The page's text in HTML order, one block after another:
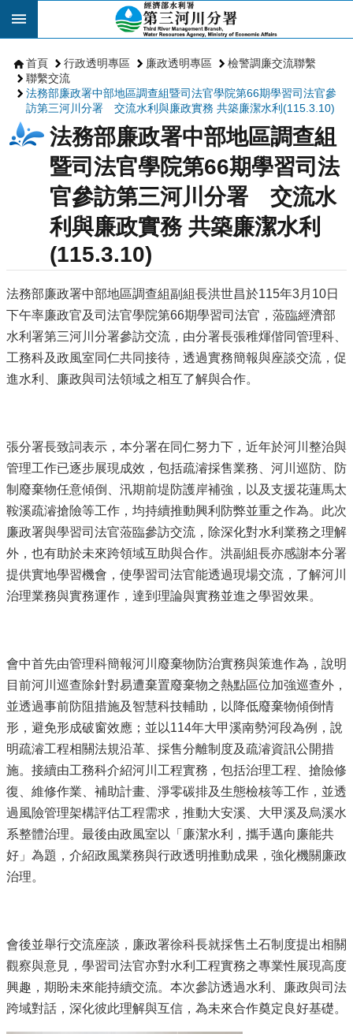
跳到主要內容區塊
首頁 行政透明專區 廉政透明專區
檢警調廉交流聯繫
聯繫交流
法務部廉政署中部地區調查組暨司法官學院第66期學習司法官參
訪第三河川分署 交流水利與廉政實務 共築廉潔水利(115.3.10)
法務部廉政署中部地區調查組
暨司法官學院第66期學習司法
官參訪第三河川分署 交流水
利與廉政實務 共築廉潔水利
(115.3.10)
法務部廉政署中部地區調查組副組長洪世昌於115年3月10日
下午率廉政官及司法官學院第66期學習司法官，蒞臨經濟部
水利署第三河川分署參訪交流，由分署長張稚煇偕同管理科、
工務科及政風室同仁共同接待，透過實務簡報與座談交流，促
進水利、廉政與司法領域之相互了解與合作。
張分署長致詞表示，本分署在同仁努力下，近年於河川整治與
管理工作已逐步展現成效，包括疏濬採售業務、河川巡防、防
制廢棄物任意傾倒、汛期前堤防護岸補強，以及支援花蓮馬太
鞍溪疏濬搶險等工作，均持續推動興利防弊並重之作為。此次
廉政署與學習司法官蒞臨參訪交流，除深化對水利業務之理解
外，也有助於未來跨領域互助與合作。洪副組長亦感謝本分署
提供實地學習機會，使學習司法官能透過現場交流，了解河川
治理業務與實務運作，達到理論與實務並進之學習效果。
會中首先由管理科簡報河川廢棄物防治實務與策進作為，說明
目前河川巡查除針對易遭棄置廢棄物之熱點區位加強巡查外，
並透過事前防阻措施及智慧科技輔助，以降低廢棄物傾倒情
形，避免形成破窗效應；並以114年大甲溪南勢河段為例，說
明疏濬工程相關法規沿革、採售分離制度及疏濬資訊公開措
施。接續由工務科介紹河川工程實務，包括治理工程、搶險修
復、維修作業、補助計畫、淨零碳排及生態檢核等工作，並透
過風險管理架構評估工程需求，推動大安溪、大甲溪及烏溪水
系整體治理。最後由政風室以「廉潔水利，攜手邁向廉能共
好」為題，介紹政風業務與行政透明推動成果，強化機關廉政
治理。
會後並舉行交流座談，廉政署徐科長就採售土石制度提出相關
觀察與意見，學習司法官亦對水利工程實務之專業性展現高度
興趣，期盼未來能持續交流。本次參訪透過水利、廉政與司法
跨域對話，深化彼此理解與互信，為未來合作奠定良好基礎。